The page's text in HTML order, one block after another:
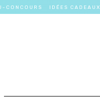
CONCOURS IDÉES CADEAUX